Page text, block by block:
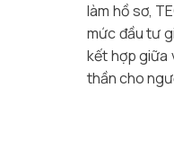
làm hồ sơ,
mức đầu tư
kết hợp giữa
thần cho